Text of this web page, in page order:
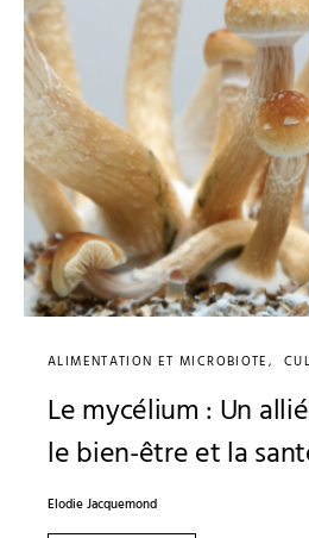
ALIMENTATION ET MICROBIOTE
Le mycélium : Un
le bien-être et la
Elodie Jacquemond